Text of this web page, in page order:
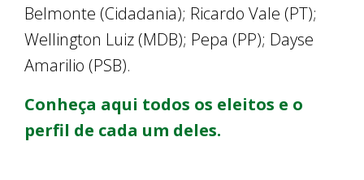
Belmonte (Cidadania); Ricardo Vale (PT);
Wellington Luiz (MDB); Pepa (PP); Dayse
Amarilio (PSB).
Conheça aqui todos os eleitos e o
perfil de cada um deles.